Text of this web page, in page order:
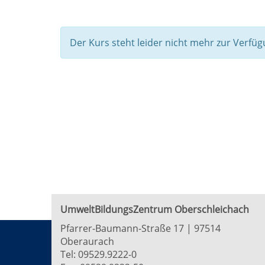
Der Kurs steht leider nicht mehr zur
UmweltBildungsZentrum Oberschleichach
Pfarrer-Baumann-Straße 17 | 97514
Oberaurach
Tel: 09529.9222-0